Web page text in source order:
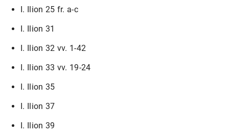
I. Ilion 25 fr. a-c
I. Ilion 31
I. Ilion 32 vv. 1-42
I. Ilion 33 vv. 19-24
I. Ilion 35
I. Ilion 37
I. Ilion 39